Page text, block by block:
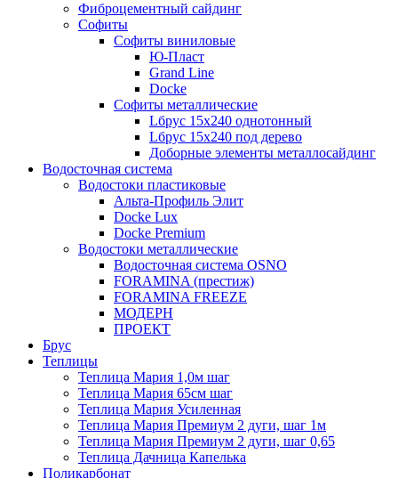
Фиброцементный сайдинг
Софиты
Софиты виниловые
Ю-Пласт
Grand Line
Docke
Софиты металлические
Lбрус 15x240 однотонный
Lбрус 15x240 под дерево
Доборные элементы металлосайдинг
Водосточная система
Водостоки пластиковые
Альта-Профиль Элит
Docke Lux
Docke Premium
Водостоки металлические
Водосточная система OSNO
FORAMINA (престиж)
FORAMINA FREEZE
МОДЕРН
ПРОЕКТ
Брус
Теплицы
Теплица Мария 1,0м шаг
Теплица Мария 65см шаг
Теплица Мария Усиленная
Теплица Мария Премиум 2 дуги, шаг 1м
Теплица Мария Премиум 2 дуги, шаг 0,65
Теплица Дачница Капелька
Поликарбонат